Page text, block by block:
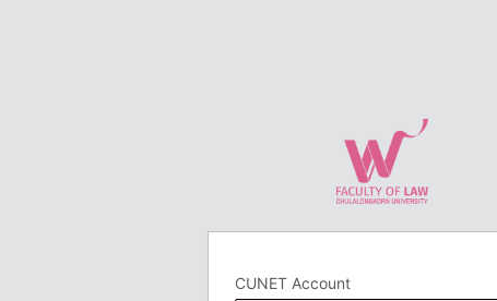
CUNET Account